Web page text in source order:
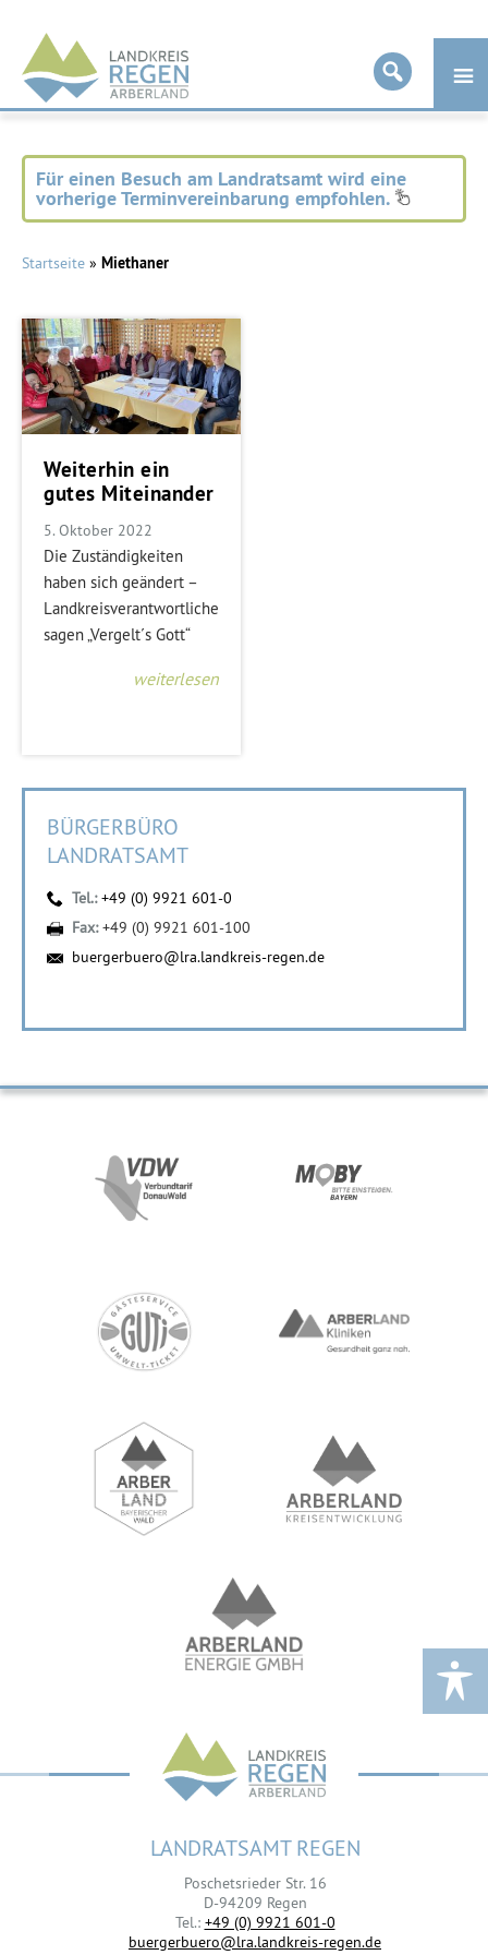
Landkreis
Regen
Für einen Besuch am Landratsamt wird eine
vorherige Terminvereinbarung empfohlen.
Startseite » Miethaner
Weiterhin ein
gutes Miteinander
5. Oktober 2022
Die Zuständigkeiten
haben sich geändert –
Landkreisverantwortliche
sagen „Vergelt´s Gott“
weiterlesen
BÜRGERBÜRO
LANDRATSAMT
Tel.:+49 (0) 9921 601-0
Fax:+49 (0) 9921 601-100
buergerbuero@lra.landkreis-regen.de
LANDRATSAMT REGEN
Poschetsrieder Str. 16
D-94209 Regen
Tel.: +49 (0) 9921 601-0
buergerbuero@lra.landkreis-regen.de